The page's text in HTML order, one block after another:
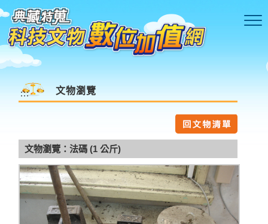
跳到主要內容區塊
::: 文物瀏覽
文物瀏覽：法碼 (1 公斤)